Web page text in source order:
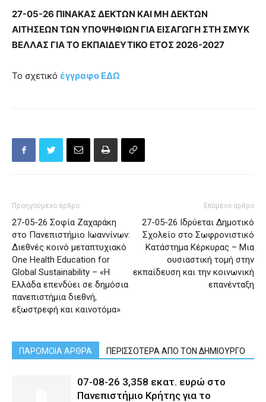
27-05-26 ΠΙΝΑΚΑΣ ΔΕΚΤΩΝ ΚΑΙ ΜΗ ΔΕΚΤΩΝ
ΑΙΤΗΣΕΩΝ ΤΩΝ ΥΠΟΨΗΦΙΩΝ ΓΙΑ ΕΙΣΑΓΩΓΗ ΣΤΗ ΣΜΥΚ
ΒΕΛΛΑΣ ΓΙΑ ΤΟ ΕΚΠΑΙΔΕΥΤΙΚΟ ΕΤΟΣ 2026-2027
Το σχετικό έγγραφο ΕΔΩ
Προηγούμενο άρθρο
27-05-26 Σοφία Ζαχαράκη
στο Πανεπιστήμιο Ιωαννίνων:
Διεθνές κοινό μεταπτυχιακό
One Health Education for
Global Sustainability – «Η
Ελλάδα επενδύει σε δημόσια
πανεπιστήμια διεθνή,
εξωστρεφή και καινοτόμα»
Επόμενο άρθρο
27-05-26 Ιδρύεται Δημοτικό
Σχολείο στο Σωφρονιστικό
Κατάστημα Κέρκυρας – Μια
ουσιαστική τομή στην
εκπαίδευση και την κοινωνική
επανένταξη
ΠΑΡΟΜΟΙΑ ΑΡΘΡΑ ΠΕΡΙΣΣΟΤΕΡΑ ΑΠΟ ΤΟΝ ΔΗΜΙΟΥΡΓΟ
07-08-26 3,358 εκατ. ευρώ στο
Πανεπιστήμιο Κρήτης για το